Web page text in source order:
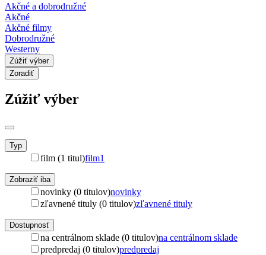
Akčné a dobrodružné
Akčné
Akčné filmy
Dobrodružné
Westerny
Zúžiť výber
Zoradiť
Zúžiť výber
Typ
film (1 titul)film1
Zobraziť iba
novinky (0 titulov)novinky
zľavnené tituly (0 titulov)zľavnené tituly
Dostupnosť
na centrálnom sklade (0 titulov)na centrálnom sklade
predpredaj (0 titulov)predpredaj